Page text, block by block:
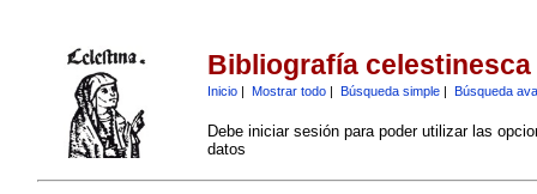
Bibliografía celestinesca
Inicio| Mostrar todo| Búsqueda simple| Búsqueda
Debe iniciar sesión para poder utilizar las
datos